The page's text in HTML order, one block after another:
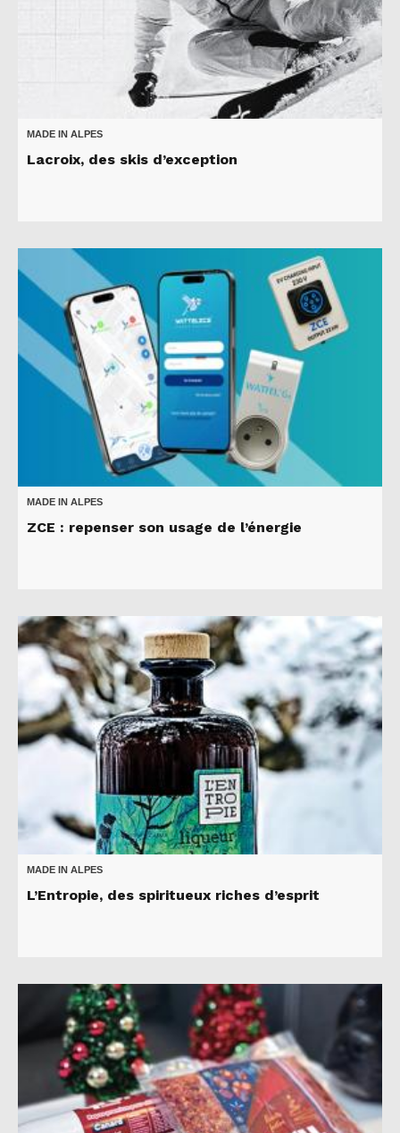
MADE IN ALPES
Lacroix, des skis d’exception
MADE IN ALPES
ZCE : repenser son usage de l’énergie
MADE IN ALPES
L’Entropie, des spiritueux riches d’esprit